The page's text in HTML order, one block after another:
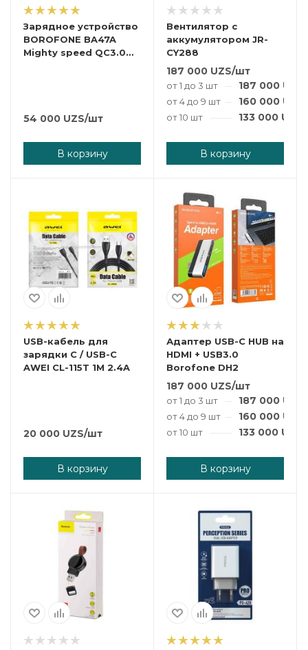
Зарядное устройство
BOROFONE BA47A
Mighty speed QC3.0
54 000 UZS/шт
В корзину
Вентилятор с
аккумулятором JR-
CY288
187 000 UZS/шт
от 1 до 3 шт 187 000UZS
от 4 до 9 шт 160 000UZS
от 10 шт 133 000UZS
В корзину
USB-кабель для
зарядки C / USB-C
AWEI CL-115T 1M 2.4A
20 000 UZS/шт
В корзину
Адаптер USB-C HUB на
HDMI + USB3.0
Borofone DH2
187 000 UZS/шт
от 1 до 3 шт 187 000UZS
от 4 до 9 шт 160 000UZS
от 10 шт 133 000UZS
В корзину